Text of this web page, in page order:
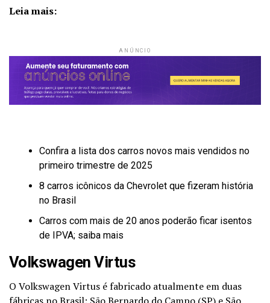
Leia mais:
ANÚNCIO
Confira a lista dos carros novos mais vendidos no
primeiro trimestre de 2025
8 carros icônicos da Chevrolet que fizeram história
no Brasil
Carros com mais de 20 anos poderão ficar isentos
de IPVA; saiba mais
Volkswagen Virtus
O Volkswagen Virtus é fabricado atualmente em duas